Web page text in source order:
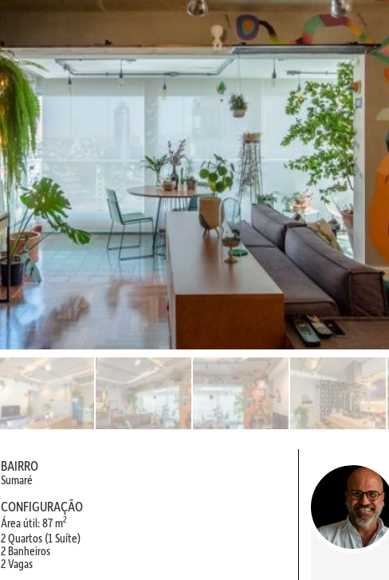
BAIRRO
Sumaré
CONFIGURAÇÃO
Área útil: 87 m2
2 Quartos (1 Suíte)
2 Banheiros
2 Vagas